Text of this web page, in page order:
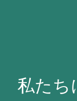
私たち